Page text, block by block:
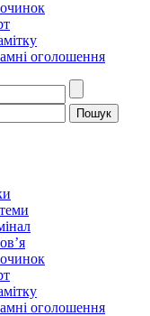
оголошення
оголошення